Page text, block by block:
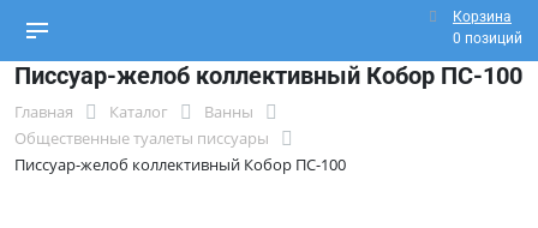
Корзина
0 позиций
Писсуар-желоб коллективный Кобор ПС-100
Главная Каталог
Ванны
Общественные туалеты писсуары
Писсуар-желоб коллективный Кобор ПС-100